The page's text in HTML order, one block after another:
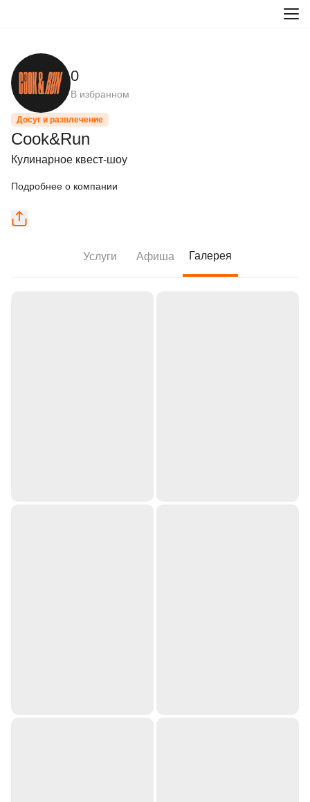
0
В избранном
Досуг и развлечение
Cook&Run
Кулинарное квест-шоу
Подробнее о компании
Услуги Афиша Галерея